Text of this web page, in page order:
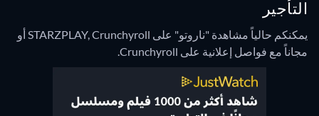
التأجير
يمكنكم حالياً مشاهدة "ناروتو" على STARZPLAY, Crunchyroll أو
مجاناً مع فواصل إعلانية على Crunchyroll.